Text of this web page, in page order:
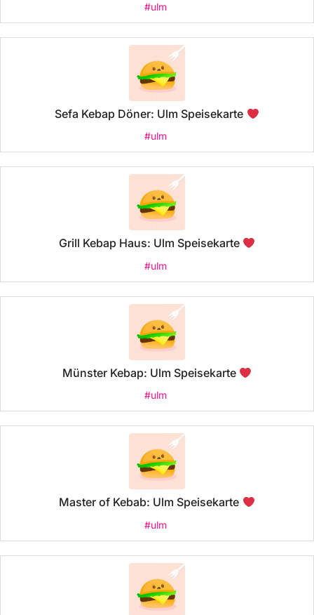
#ulm
Sefa Kebap Döner: Ulm Speisekarte
#ulm
Grill Kebap Haus: Ulm Speisekarte
#ulm
Münster Kebap: Ulm Speisekarte
#ulm
Master of Kebab: Ulm Speisekarte
#ulm